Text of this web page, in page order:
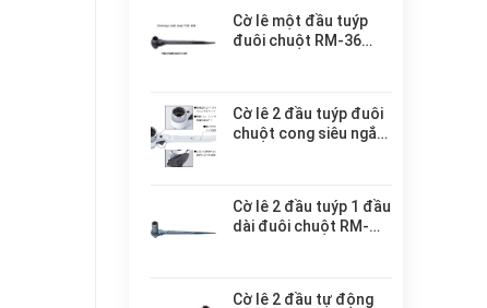
Cờ lê một đầu tuýp
đuôi chuột RM-36
Cờ lê 2 đầu tuýp đuôi
chuột cong siêu ngắn
Cờ lê 2 đầu tuýp 1 đầu
dài đuôi chuột RM-
Cờ lê 2 đầu tự động